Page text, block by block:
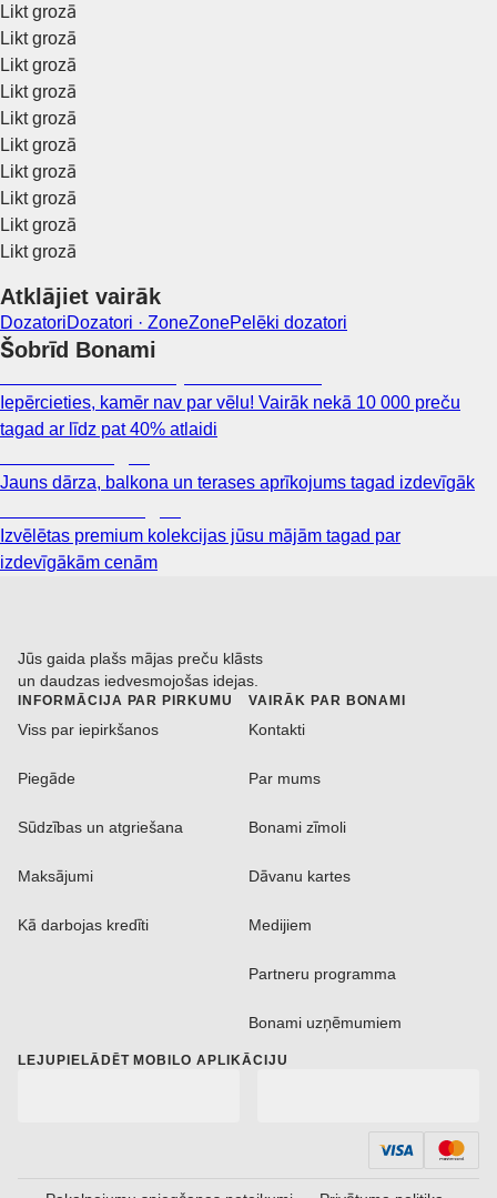
Likt grozā
Likt grozā
Likt grozā
Likt grozā
Likt grozā
Likt grozā
Likt grozā
Likt grozā
Likt grozā
Likt grozā
Atklājiet vairāk
DozatoriDozatori · ZoneZonePelēki dozatori
Šobrīd Bonami
Iepērcieties, kamēr nav par vēlu! Vairāk nekā 10 000 preču
tagad ar līdz pat 40% atlaidi
Jauns dārza, balkona un terases aprīkojums tagad izdevīgāk
Izvēlētas premium kolekcijas jūsu mājām tagad par
izdevīgākām cenām
Jūs gaida plašs mājas preču klāsts
un daudzas iedvesmojošas idejas.
INFORMĀCIJA PAR PIRKUMU
Viss par iepirkšanos
Piegāde
Sūdzības un atgriešana
Maksājumi
Kā darbojas kredīti
VAIRĀK PAR BONAMI
Kontakti
Par mums
Bonami zīmoli
Dāvanu kartes
Medijiem
Partneru programma
Bonami uzņēmumiem
LEJUPIELĀDĒT MOBILO APLIKĀCIJU